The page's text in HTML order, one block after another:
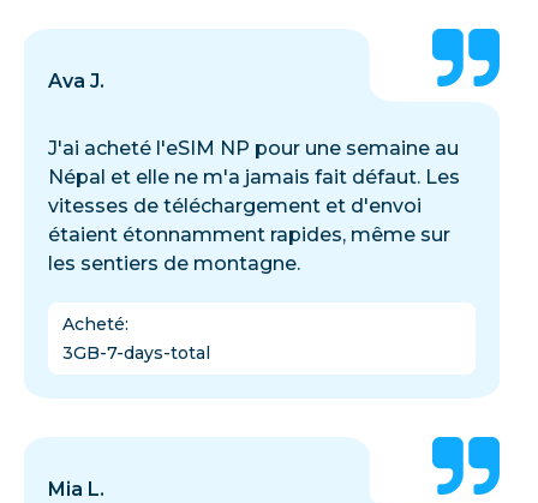
Ava J.
J'ai acheté l'eSIM NP pour une semaine au
Népal et elle ne m'a jamais fait défaut. Les
vitesses de téléchargement et d'envoi
étaient étonnamment rapides, même sur
les sentiers de montagne.
Acheté:
3GB-7-days-total
Mia L.